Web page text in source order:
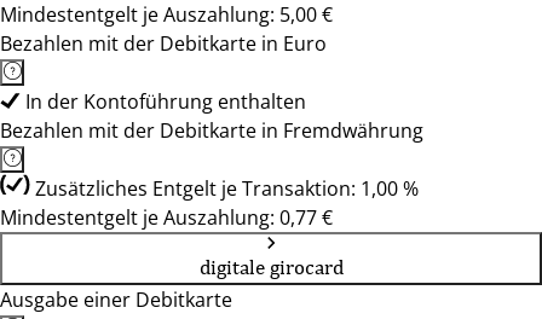
Mindestentgelt je Auszahlung: 5,00 €
Bezahlen mit der Debitkarte in Euro
In der Kontoführung enthalten
Bezahlen mit der Debitkarte in Fremdwährung
Zusätzliches Entgelt je Transaktion: 1,00 %
Mindestentgelt je Auszahlung: 0,77 €
digitale girocard
Ausgabe einer Debitkarte